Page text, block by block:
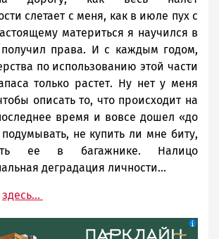
слетает с меня, как в июле пух с
материться я научился в
получил права. И с каждым годом,
по использованию этой части
только растет. Ну нет у меня
описать то, что происходит на
время и вовсе дошел «до
не купить ли мне биту,
ее в багажнике. Налицо
деградация личности...
здесь...